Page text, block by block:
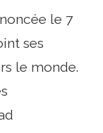
le 7
ses
le monde.